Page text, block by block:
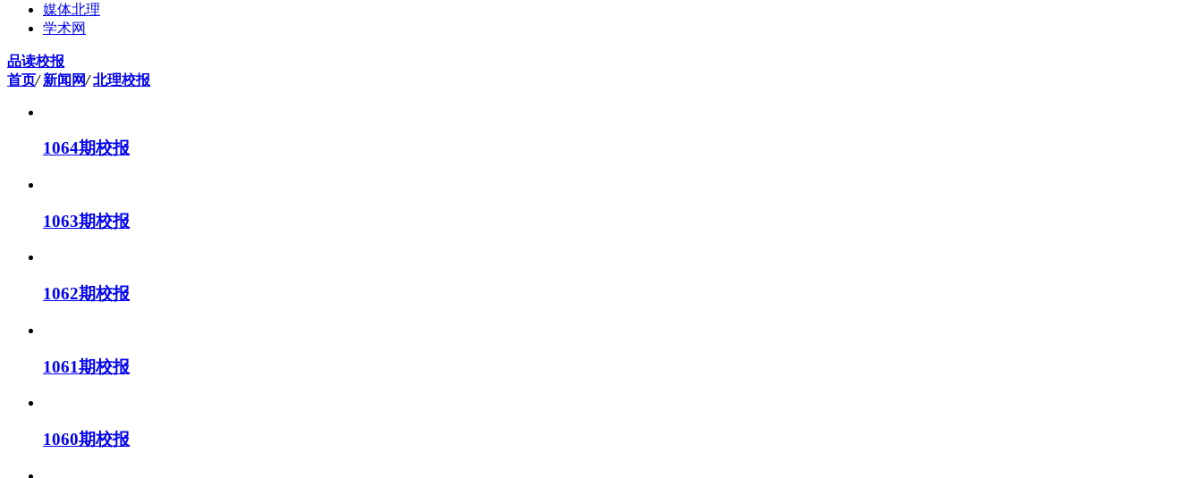
媒体北理
学术网
品读校报
首页/ 新闻网/ 北理校报
1064期校报
1063期校报
1062期校报
1061期校报
1060期校报